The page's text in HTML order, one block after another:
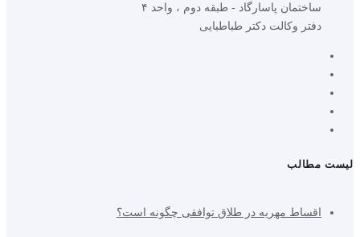
ساختمان پاسارگاد - طبقه دوم ، واحد ۴
دفتر وکالت دکتر طباطبایی
لیست مطالب
اقساط مهریه در طلاق توافقی چگونه است؟